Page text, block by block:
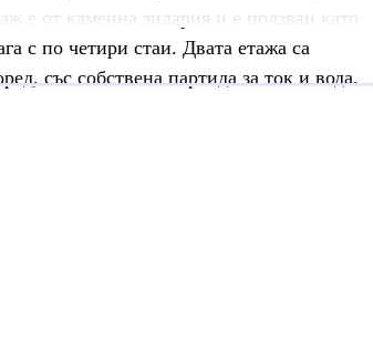
е от каменна зидария и е ползван като
с по четири стаи. Двата етажа са
със собствена партида за ток и вода.